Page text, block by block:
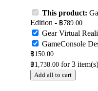
This product:
Edition - ฿789.00
Gear Virtual
GameConsole
฿150.00
฿1,738.00 for3 item(s)
Add all to cart